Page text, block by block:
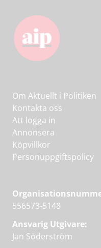
Om Aktuellt i Politiken
Kontakta oss
Att logga in
Annonsera
Köpvillkor
Personuppgiftspolicy
556573-5148
Ansvarig Utgivare:
Jan Söderström